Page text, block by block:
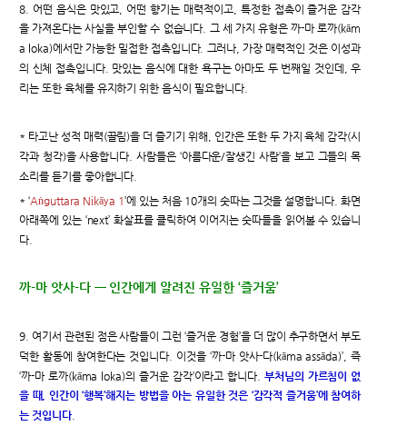
8. 어떤 음식은 맛있고, 어떤 향기는 매력적이고, 특정한 접촉이 즐거운 감각
을 가져온다는 사실을 부인할 수 없습니다. 그 세 가지 유형은 까-마 로까(kām
a loka)에서만 가능한 밀접한 접촉입니다. 그러나, 가장 매력적인 것은 이성과
의 신체 접촉입니다. 맛있는 음식에 대한 욕구는 아마도 두 번째일 것인데, 우
리는 또한 육체를 유지하기 위한 음식이 필요합니다.
* 타고난 성적 매력(끌림)을 더 즐기기 위해, 인간은 또한 두 가지 육체 감각(시
각과 청각)을 사용합니다. 사람들은 ‘아름다운/잘생긴 사람’을 보고 그들의 목
소리를 듣기를 좋아합니다.
* ‘Aṅguttara Nikāya 1’에 있는 처음 10개의 숫따는 그것을 설명합니다. 화면
아래쪽에 있는 ‘next’ 화살표를 클릭하여 이어지는 숫따들을 읽어볼 수 있습니
다.
까-마 앗사-다 ㅡ 인간에게 알려진 유일한 ‘즐거움’
9. 여기서 관련된 점은 사람들이 그런 ‘즐거운 경험’을 더 많이 추구하면서 부도
덕한 활동에 참여한다는 것입니다. 이것을 ‘까-마 앗사-다(kāma assāda)’, 즉
‘까-마 로까(kāma loka)의 즐거운 감각’이라고 합니다. 부처님의 가르침이 없
을 때, 인간이 ‘행복’해지는 방법을 아는 유일한 것은 ‘감각적 즐거움’에 참여하
는 것입니다.